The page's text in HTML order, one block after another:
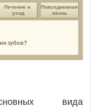
Лечение и
уход
Повседневная
жизнь
зубов?
вида